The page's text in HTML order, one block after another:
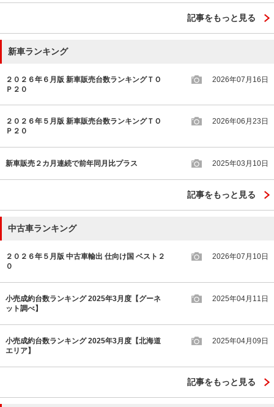
記事をもっと見る
新車ランキング
２０２６年６月版 新車販売台数ランキングＴＯ
Ｐ２０
2026年07月16日
２０２６年５月版 新車販売台数ランキングＴＯ
Ｐ２０
2026年06月23日
新車販売２カ月連続で前年同月比プラス 2025年03月10日
記事をもっと見る
中古車ランキング
２０２６年５月版 中古車輸出 仕向け国 ベスト２
０
2026年07月10日
小売成約台数ランキング 2025年3月度【グーネ
ット調べ】
2025年04月11日
小売成約台数ランキング 2025年3月度【北海道
エリア】
2025年04月09日
記事をもっと見る